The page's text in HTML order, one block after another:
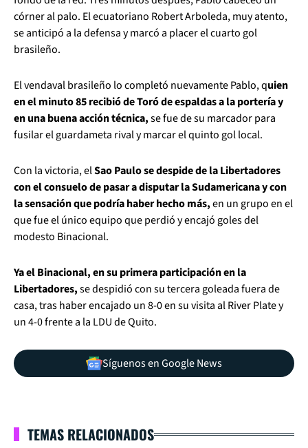
córner al palo. El ecuatoriano Robert Arboleda, muy atento,
se anticipó a la defensa y marcó a placer el cuarto gol
brasileño.
El vendaval brasileño lo completó nuevamente Pablo, quien
en el minuto 85 recibió de Toró de espaldas a la portería y
en una buena acción técnica,se fue de su marcador para
fusilar el guardameta rival y marcar el quinto gol local.
Con la victoria, elSao Paulo se despide de la Libertadores
con el consuelo de pasar a disputar la Sudamericana y con
la sensación que podría haber hecho más,en un grupo en el
que fue el único equipo que perdió y encajó goles del
modesto Binacional.
Ya el Binacional, en su primera participación en la
Libertadores,se despidió con su tercera goleada fuera de
casa, tras haber encajado un 8-0 en su visita al River Plate y
un 4-0 frente a la LDU de Quito.
Síguenos en Google News
TEMAS RELACIONADOS